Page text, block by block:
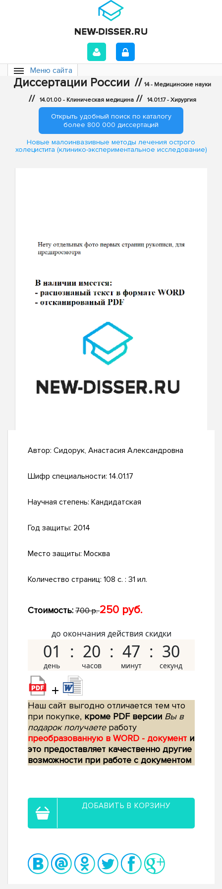
Меню сайта
Диссертации России // 14 - Медицинские науки
// 14.01.00 - Клиническая медицина // 14.01.17 - Хирургия
Открыть удобный поиск по каталогу
более 800 000 диссертаций
Новые малоинвазивные методы лечения острого
холецистита (клинико-экспериментальное исследование)
Автор: Сидорук, Анастасия Александровна
Шифр специальности: 14.01.17
Научная степень: Кандидатская
Год защиты: 2014
Место защиты: Москва
Количество страниц: 108 с. : 31 ил.
Стоимость: 700 р.250 руб.
до окончания действия скидки
01 20 47 29
+
Наш сайт выгодно отличается тем что
при покупке, кроме PDF версии Вы в
подарок получаетеработу
преобразованную в WORD - документ и
это предоставляет качественно другие
возможности при работе с документом
ДОБАВИТЬ В КОРЗИНУ